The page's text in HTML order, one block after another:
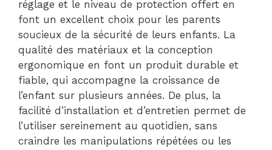
réglage et le niveau de protection offert en
font un excellent choix pour les parents
soucieux de la sécurité de leurs enfants. La
qualité des matériaux et la conception
ergonomique en font un produit durable et
fiable, qui accompagne la croissance de
l’enfant sur plusieurs années. De plus, la
facilité d’installation et d’entretien permet de
l’utiliser sereinement au quotidien, sans
craindre les manipulations répétées ou les